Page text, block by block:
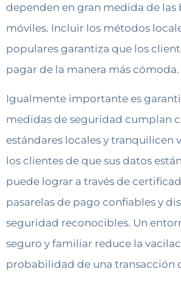
dependen en gran medida de las
móviles. Incluir los métodos
populares garantiza que los
pagar de la manera más cómoda.
Igualmente importante es
medidas de seguridad cumplan
estándares locales y tranquilicen
los clientes de que sus datos
puede lograr a través de
pasarelas de pago confiables y
seguridad reconocibles. Un
seguro y familiar reduce la
probabilidad de una transacción